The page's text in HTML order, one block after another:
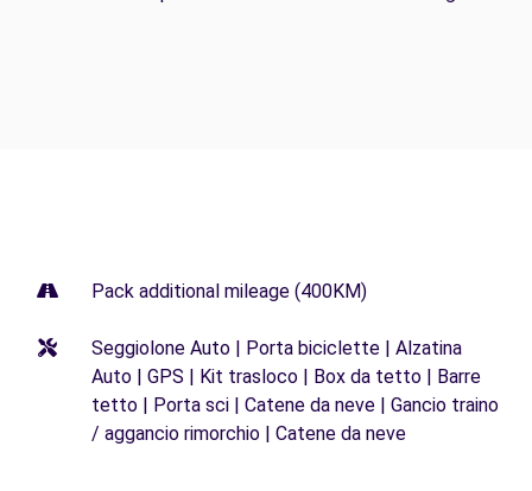
Pack additional mileage (400KM)
Seggiolone Auto | Porta biciclette | Alzatina
Auto | GPS | Kit trasloco | Box da tetto | Barre
tetto | Porta sci | Catene da neve | Gancio traino
/ aggancio rimorchio | Catene da neve